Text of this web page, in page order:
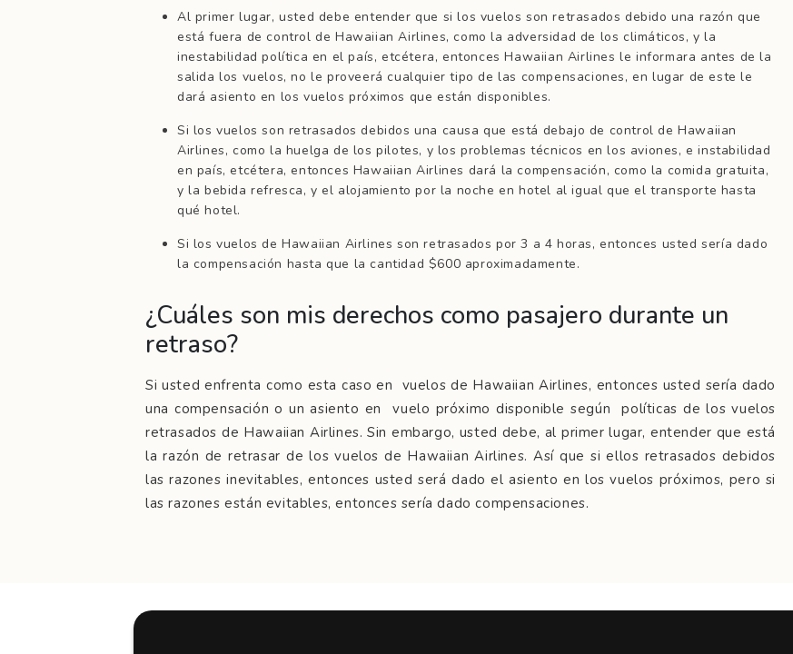
Al primer lugar, usted debe entender que si los vuelos son retrasados debido una razón que
está fuera de control de Hawaiian Airlines, como la adversidad de los climáticos, y la
inestabilidad política en el país, etcétera, entonces Hawaiian Airlines le informara antes de la
salida los vuelos, no le proveerá cualquier tipo de las compensaciones, en lugar de este le
dará asiento en los vuelos próximos que están disponibles.
Si los vuelos son retrasados debidos una causa que está debajo de control de Hawaiian
Airlines, como la huelga de los pilotes, y los problemas técnicos en los aviones, e instabilidad
en país, etcétera, entonces Hawaiian Airlines dará la compensación, como la comida gratuita,
y la bebida refresca, y el alojamiento por la noche en hotel al igual que el transporte hasta
qué hotel.
Si los vuelos de Hawaiian Airlines son retrasados por 3 a 4 horas, entonces usted sería dado
la compensación hasta que la cantidad $600 aproximadamente.
¿Cuáles son mis derechos como pasajero durante un
retraso?
Si usted enfrenta como esta caso en vuelos de Hawaiian Airlines, entonces usted sería dado
una compensación o un asiento en vuelo próximo disponible según políticas de los vuelos
retrasados de Hawaiian Airlines. Sin embargo, usted debe, al primer lugar, entender que está
la razón de retrasar de los vuelos de Hawaiian Airlines. Así que si ellos retrasados debidos
las razones inevitables, entonces usted será dado el asiento en los vuelos próximos, pero si
las razones están evitables, entonces sería dado compensaciones.